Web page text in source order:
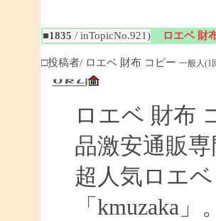
■1835 / inTopicNo.921) ロエベ 財
□投稿者/ ロエベ 財布 コピー 一般人(1
ロエベ 財布
品激安通販専
超人気ロエ
「kmuzaka